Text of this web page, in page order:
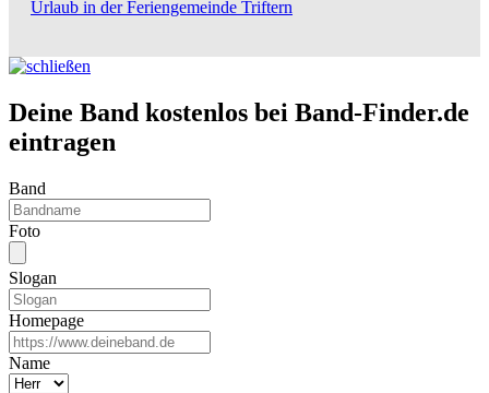
Urlaub in der Feriengemeinde Triftern
Deine Band kostenlos bei Band-Finder.de
eintragen
Band
Foto
Slogan
Homepage
Name